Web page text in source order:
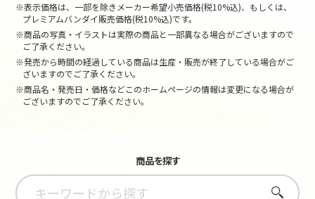
※表示価格は、一部を除きメーカー希望小売価格(税10%込)、もしくは、
プレミアムバンダイ販売価格(税10%込)です。
※商品の写真・イラストは実際の商品と一部異なる場合がございますので
ご了承ください。
※発売から時間の経過している商品は生産・販売が終了している場合がご
ざいますのでご了承ください。
※商品名・発売日・価格などこのホームページの情報は変更になる場合が
ございますのでご了承ください。
商品を探す
さがす